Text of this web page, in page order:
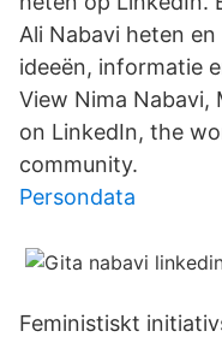
Ali Nabavi heten
ideeën, informatie
View Nima Nabavi,
on LinkedIn, the
community.
Persondata
Feministiskt